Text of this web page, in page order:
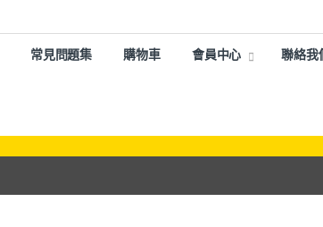
常見問題集 購物車 會員中心 聯絡我